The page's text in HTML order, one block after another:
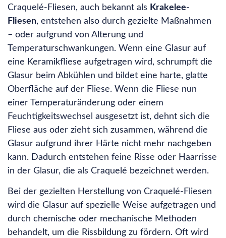
Craquelé-Fliesen, auch bekannt als Krakelee-
Fliesen, entstehen also durch gezielte Maßnahmen
– oder aufgrund von Alterung und
Temperaturschwankungen. Wenn eine Glasur auf
eine Keramikfliese aufgetragen wird, schrumpft die
Glasur beim Abkühlen und bildet eine harte, glatte
Oberfläche auf der Fliese. Wenn die Fliese nun
einer Temperaturänderung oder einem
Feuchtigkeitswechsel ausgesetzt ist, dehnt sich die
Fliese aus oder zieht sich zusammen, während die
Glasur aufgrund ihrer Härte nicht mehr nachgeben
kann. Dadurch entstehen feine Risse oder Haarrisse
in der Glasur, die als Craquelé bezeichnet werden.
Bei der gezielten Herstellung von Craquelé-Fliesen
wird die Glasur auf spezielle Weise aufgetragen und
durch chemische oder mechanische Methoden
behandelt, um die Rissbildung zu fördern. Oft wird